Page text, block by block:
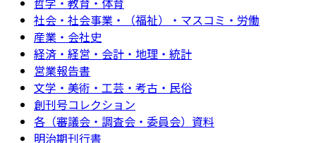
社会・社会事業・（福祉）・マスコミ・労働
産業・会社史
経済・経営・会計・地理・統計
営業報告書
文学・美術・工芸・考古・民俗
創刊号コレクション
各（審議会・調査会・委員会）資料
明治期刊行書